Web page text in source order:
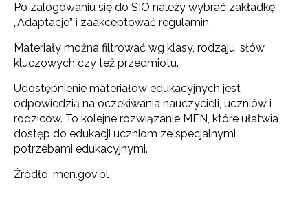
Po zalogowaniu się do SIO należy wybrać zakładkę
„Adaptacje” i zaakceptować regulamin.
Materiały można filtrować wg klasy, rodzaju, słów
kluczowych czy też przedmiotu.
Udostępnienie materiałów edukacyjnych jest
odpowiedzią na oczekiwania nauczycieli, uczniów i
rodziców. To kolejne rozwiązanie MEN, które ułatwia
dostęp do edukacji uczniom ze specjalnymi
potrzebami edukacyjnymi.
Źródło: men.gov.pl